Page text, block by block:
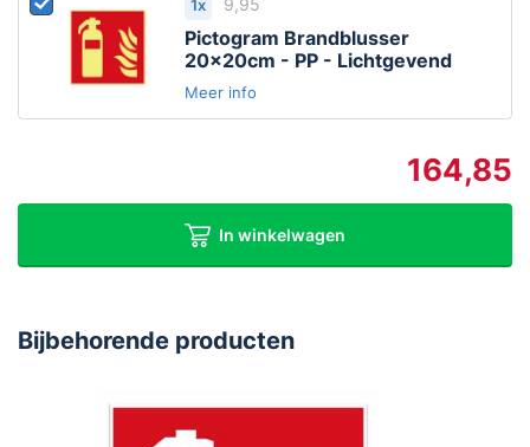
1x
Pictogram Brandblusser
20x20cm - PP - Lichtgevend
Meer info
164,85
In winkelwagen
Bijbehorende producten